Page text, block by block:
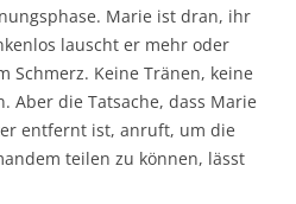
Marie ist dran, ihr
lauscht er mehr oder
Schmerz. Keine Tränen, keine
Aber die Tatsache, dass Marie
entfernt ist, anruft, um die
teilen zu können, lässt